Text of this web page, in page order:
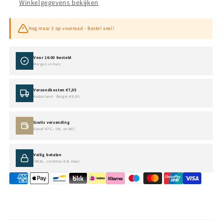
Winkelgegevens bekijken
Nog maar 3 op voorraad - Bestel snel!
Voor 16:00 besteld
Morgen in huis
Verzendkosten €7,95
Nederland · België €9,95
Gratis verzending
Vanaf €75,- (NL en BE)
Veilig betalen
iDEAL, creditcard & meer